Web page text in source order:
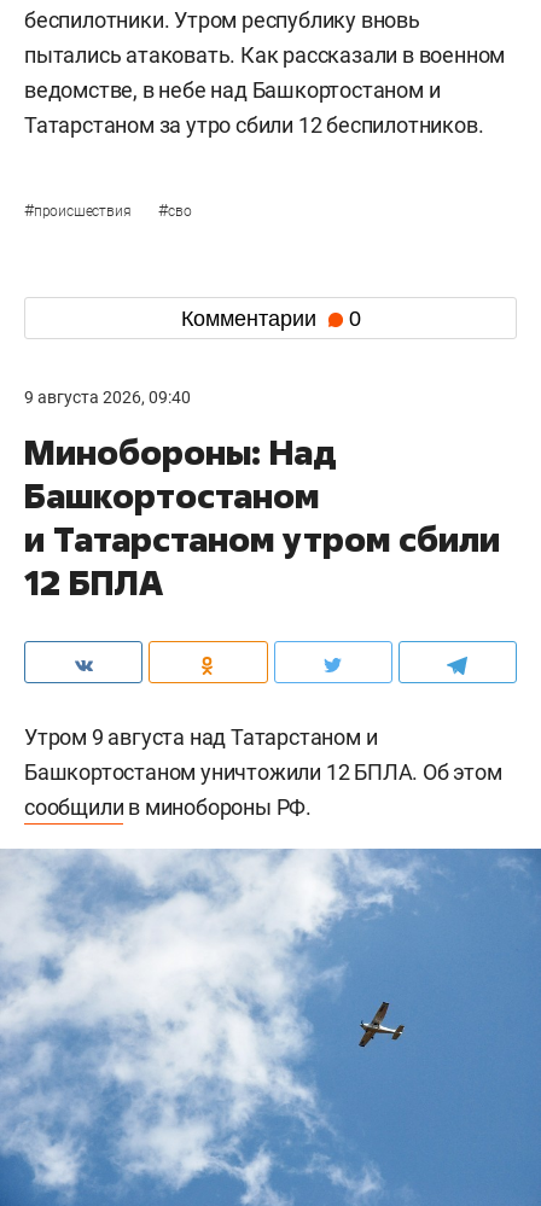
беспилотники. Утром республику вновь
пытались атаковать. Как рассказали в военном
ведомстве, в небе над Башкортостаном и
Татарстаном за утро сбили 12 беспилотников.
#происшествия #сво
Комментарии 0
9 августа 2026, 09:40
Минобороны: Над
Башкортостаном
и Татарстаном утром сбили
12 БПЛА
Утром 9 августа над Татарстаном и
Башкортостаном уничтожили 12 БПЛА. Об этом
сообщили в минобороны РФ.